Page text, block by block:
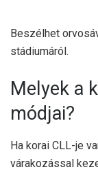
Beszélhet
stádiumáról.
Melyek a
módjai?
Ha korai CLL-je
várakozással